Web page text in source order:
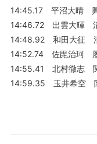
14:45.17 平沼大晴
14:46.72 出雲大暉
14:48.92 和田大征
14:52.74 佐毘治珂
14:55.41 北村徹志
14:59.35 玉井希空